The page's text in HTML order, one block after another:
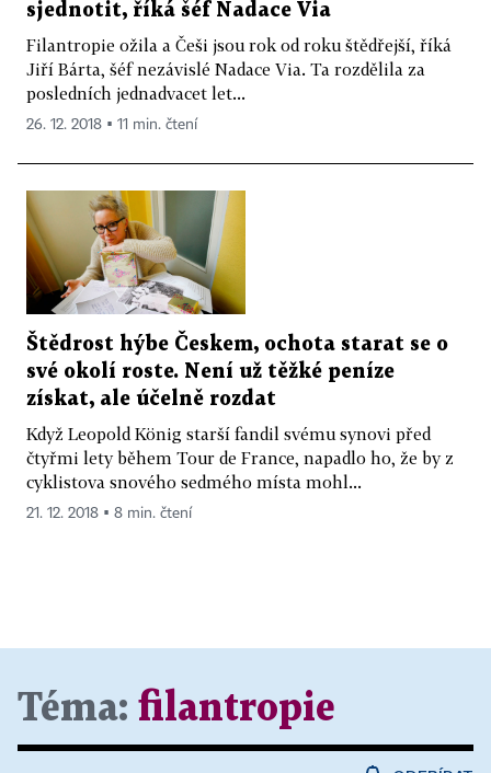
sjednotit, říká šéf Nadace Via
Filantropie ožila a Češi jsou rok od roku štědřejší, říká
Jiří Bárta, šéf nezávislé Nadace Via. Ta rozdělila za
posledních jednadvacet let...
26. 12. 2018 ▪ 11 min. čtení
Štědrost hýbe Českem, ochota starat se o
své okolí roste. Není už těžké peníze
získat, ale účelně rozdat
Když Leopold König starší fandil svému synovi před
čtyřmi lety během Tour de France, napadlo ho, že by z
cyklistova snového sedmého místa mohl...
21. 12. 2018 ▪ 8 min. čtení
Téma: filantropie